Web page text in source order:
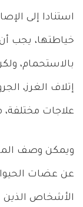
استنادا إلى
خياطتها، يجب
بالاستحمام،
إتلاف الغرز،
علاجات
ويمكن وصف
عن عضات
الأشخاص الذين